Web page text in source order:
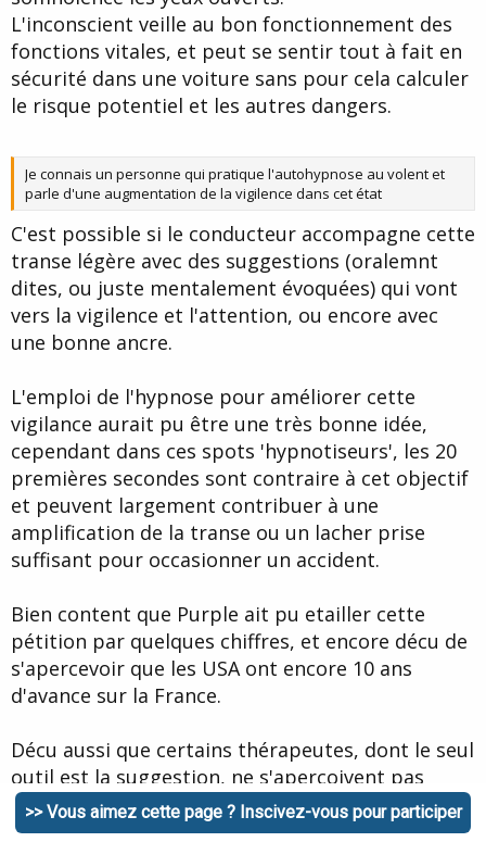
L'inconscient veille au bon fonctionnement des
fonctions vitales, et peut se sentir tout à fait en
sécurité dans une voiture sans pour cela calculer
le risque potentiel et les autres dangers.
Je connais un personne qui pratique l'autohypnose au volent et
parle d'une augmentation de la vigilence dans cet état
C'est possible si le conducteur accompagne cette
transe légère avec des suggestions (oralemnt
dites, ou juste mentalement évoquées) qui vont
vers la vigilence et l'attention, ou encore avec
une bonne ancre.
L'emploi de l'hypnose pour améliorer cette
vigilance aurait pu être une très bonne idée,
cependant dans ces spots 'hypnotiseurs', les 20
premières secondes sont contraire à cet objectif
et peuvent largement contribuer à une
amplification de la transe ou un lacher prise
suffisant pour occasionner un accident.
Bien content que Purple ait pu etailler cette
pétition par quelques chiffres, et encore décu de
s'apercevoir que les USA ont encore 10 ans
d'avance sur la France.
Décu aussi que certains thérapeutes, dont le seul
outil est la suggestion, ne s'apercoivent pas
directement des dangers de ces spots et ne
prenne pas position en signant cette pétition.
>> Vous aimez cette page ? Inscivez-vous pour participer